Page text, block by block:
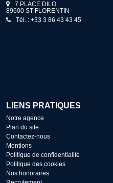
7 PLACE DILO
89600 ST FLORENTIN
Tél. : +33 3 86 43 43 45
LIENS PRATIQUES
Notre agence
Plan du site
Contactez-nous
Mentions
Politique de confidentialité
Politique des cookies
Nos honoraires